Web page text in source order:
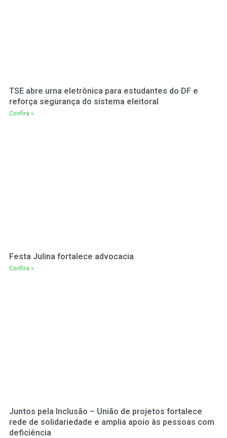
TSE abre urna eletrônica para estudantes do DF e
reforça segurança do sistema eleitoral
Confira »
Festa Julina fortalece advocacia
Confira »
Juntos pela Inclusão – União de projetos fortalece
rede de solidariedade e amplia apoio às pessoas com
deficiência